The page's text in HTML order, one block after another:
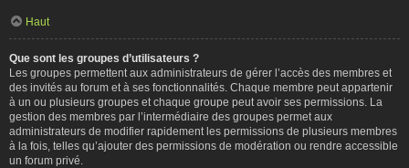
Haut
Que sont les groupes d’utilisateurs ?
Les groupes permettent aux administrateurs de gérer l’accès des membres et
des invités au forum et à ses fonctionnalités. Chaque membre peut appartenir
à un ou plusieurs groupes et chaque groupe peut avoir ses permissions. La
gestion des membres par l’intermédiaire des groupes permet aux
administrateurs de modifier rapidement les permissions de plusieurs membres
à la fois, telles qu’ajouter des permissions de modération ou rendre accessible
un forum privé.